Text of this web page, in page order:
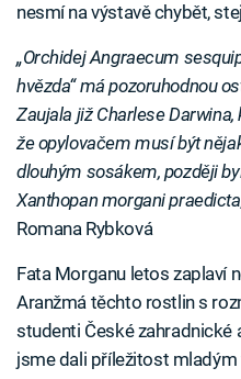
nesmí na výstavě chybět,
„Orchidej Angraecum
hvězda“ má pozoruhodnou
Zaujala již Charlese
že opylovačem musí být
dlouhým sosákem, později
Xanthopan morgani
Romana Rybková
Fata Morganu letos zaplaví
Aranžmá těchto rostlin s
studenti České zahradnické
jsme dali příležitost